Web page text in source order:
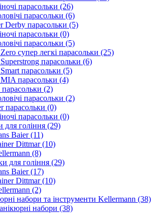
парасольки (26)
парасольки (6)
Derby парасольки (5)
парасольки (0)
парасольки (5)
супер легкі парасольки (25)
парасольки (6)
парасольки (5)
парасольки (4)
(2)
парасольки (2)
парасольки (0)
парасольки (0)
для гоління (29)
Baier (11)
Dittmar (10)
(8)
для гоління (29)
Baier (17)
Dittmar (10)
(2)
набори та інструменти Kellermann (38)
набори (38)